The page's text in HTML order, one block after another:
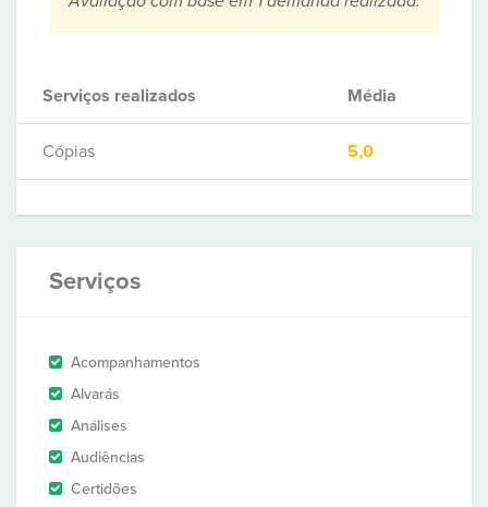
Serviços realizados Média
Cópias 5,0
Serviços
Acompanhamentos
Alvarás
Análises
Audiências
Certidões